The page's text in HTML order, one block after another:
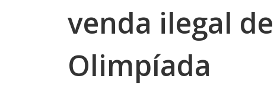
venda ilegal
Olimpíada